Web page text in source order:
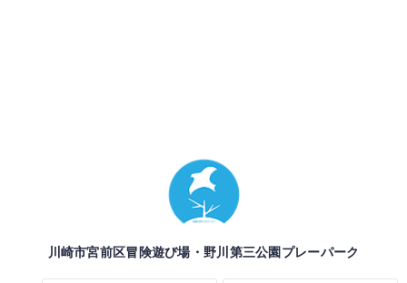
川崎市宮前区冒険遊び場・野川第三公園プレーパーク